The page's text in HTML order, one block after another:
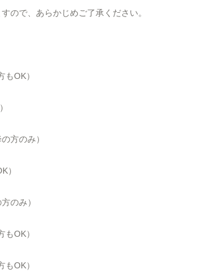
ので、あらかじめご了承ください。
OK）
方のみ）
）
のみ）
OK）
OK）